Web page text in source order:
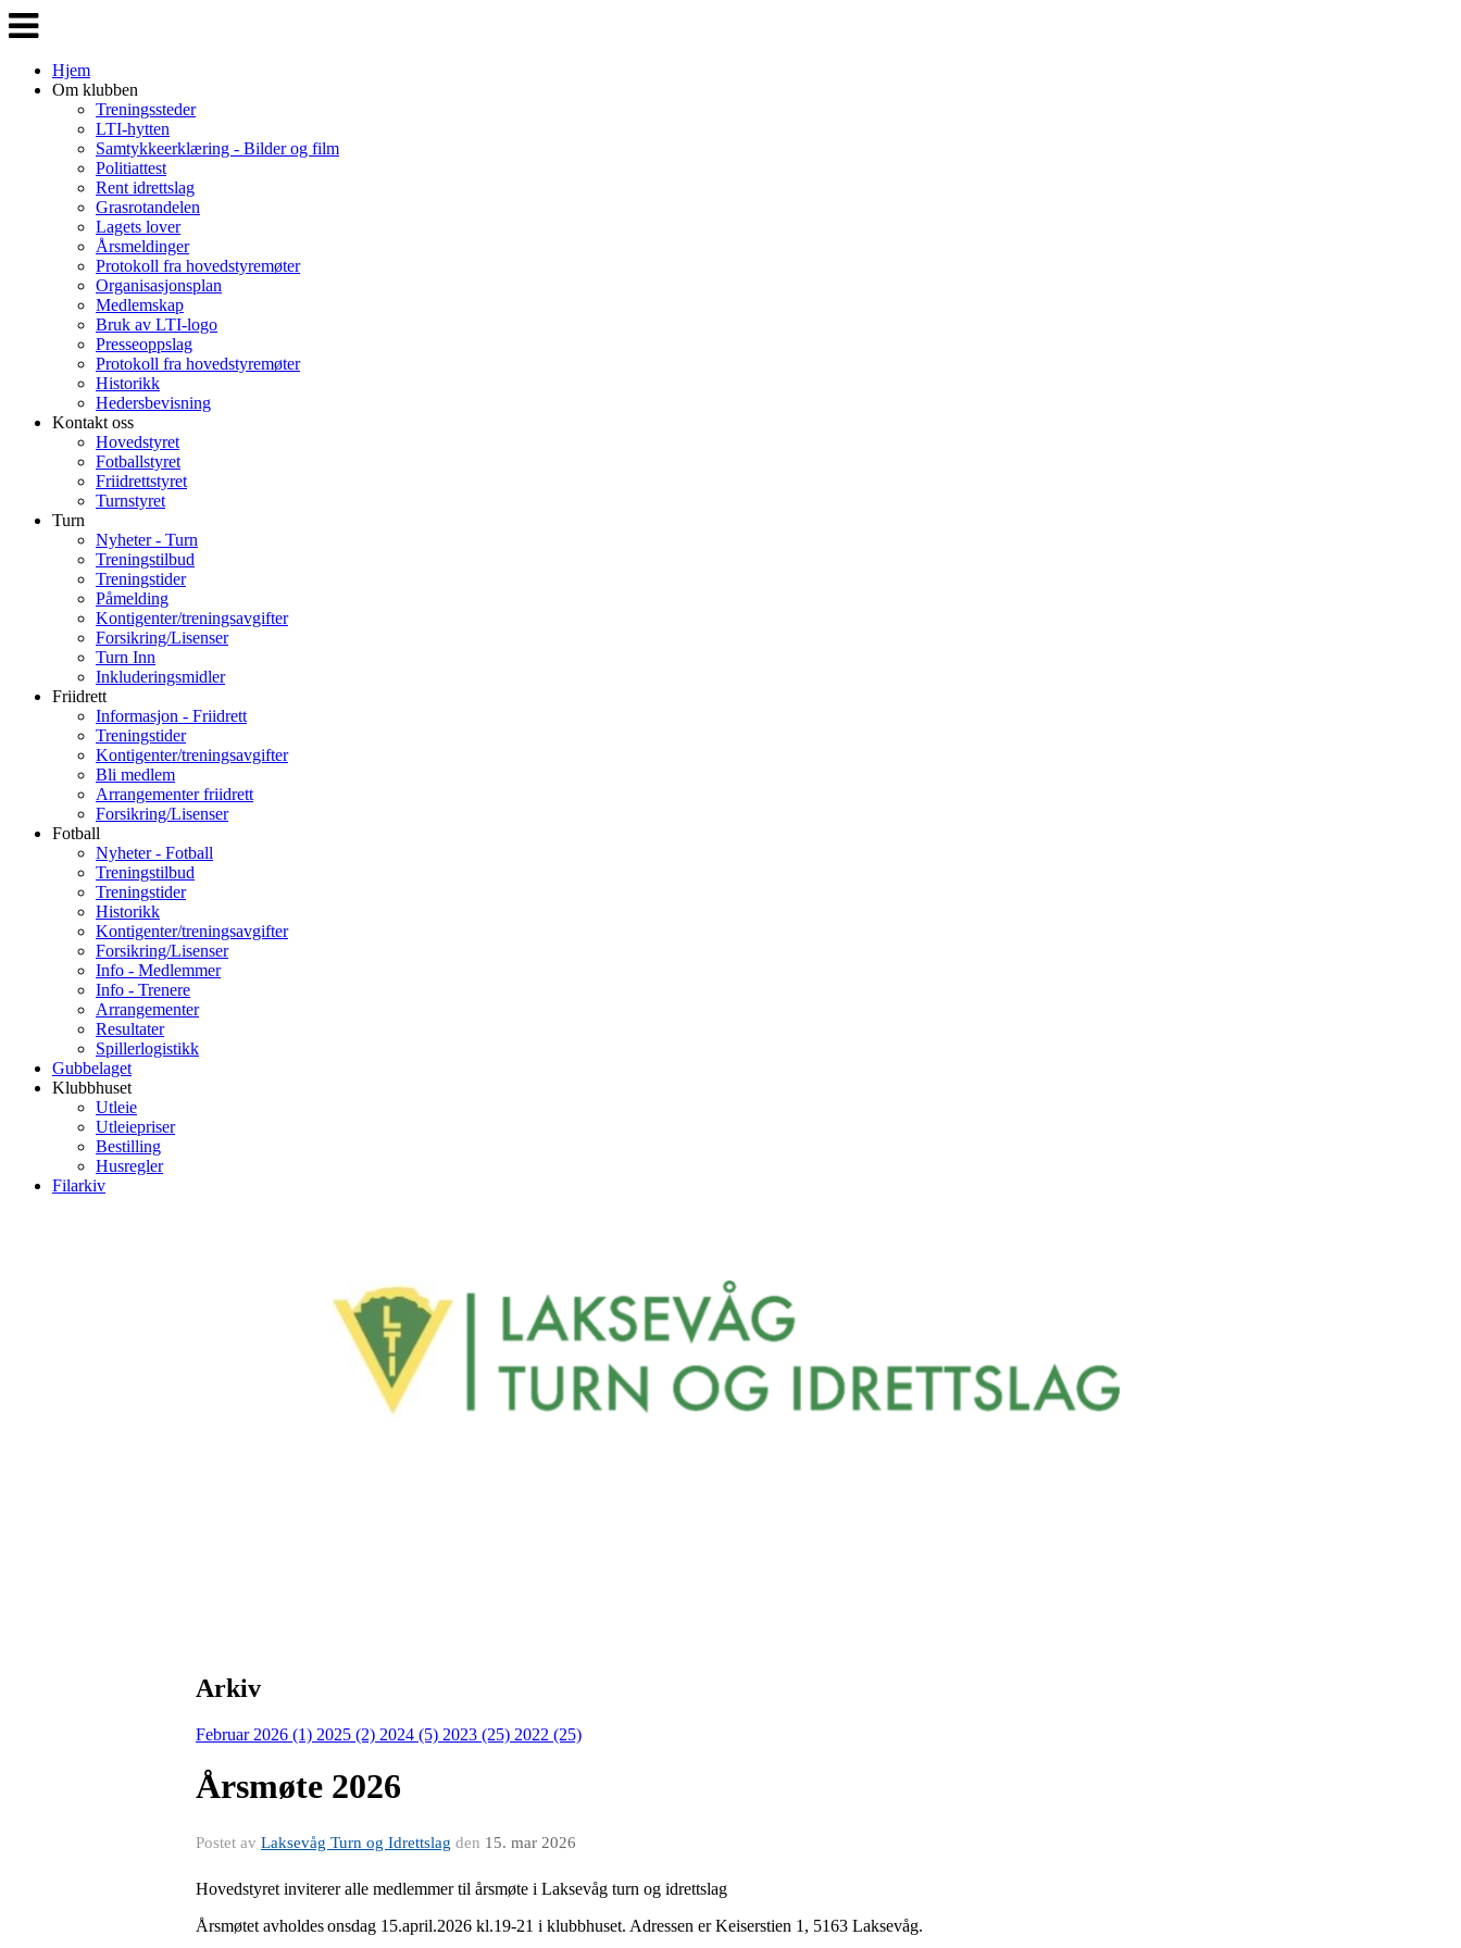
Veksle
navigasjon
Hjem
Om klubben
Treningssteder
LTI-hytten
Samtykkeerklæring - Bilder og film
Politiattest
Rent idrettslag
Grasrotandelen
Lagets lover
Årsmeldinger
Protokoll fra hovedstyremøter
Organisasjonsplan
Medlemskap
Bruk av LTI-logo
Presseoppslag
Protokoll fra hovedstyremøter
Historikk
Hedersbevisning
Kontakt oss
Hovedstyret
Fotballstyret
Friidrettstyret
Turnstyret
Turn
Nyheter - Turn
Treningstilbud
Treningstider
Påmelding
Kontigenter/treningsavgifter
Forsikring/Lisenser
Turn Inn
Inkluderingsmidler
Friidrett
Informasjon - Friidrett
Treningstider
Kontigenter/treningsavgifter
Bli medlem
Arrangementer friidrett
Forsikring/Lisenser
Fotball
Nyheter - Fotball
Treningstilbud
Treningstider
Historikk
Kontigenter/treningsavgifter
Forsikring/Lisenser
Info - Medlemmer
Info - Trenere
Arrangementer
Resultater
Spillerlogistikk
Gubbelaget
Klubbhuset
Utleie
Utleiepriser
Bestilling
Husregler
Filarkiv
Arkiv
Februar 2026 (1) 2025 (2) 2024 (5) 2023 (25) 2022 (25)
Årsmøte 2026
Postet av Laksevåg Turn og Idrettslag den 15. mar 2026
Hovedstyret inviterer alle medlemmer til årsmøte i Laksevåg turn og idrettslag
Årsmøtet avholdes onsdag 15.april.2026 kl.19-21 i klubbhuset. Adressen er Keiserstien 1, 5163 Laksevåg.